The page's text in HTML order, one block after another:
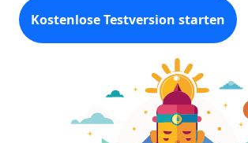
Kostenlose Testversion starten